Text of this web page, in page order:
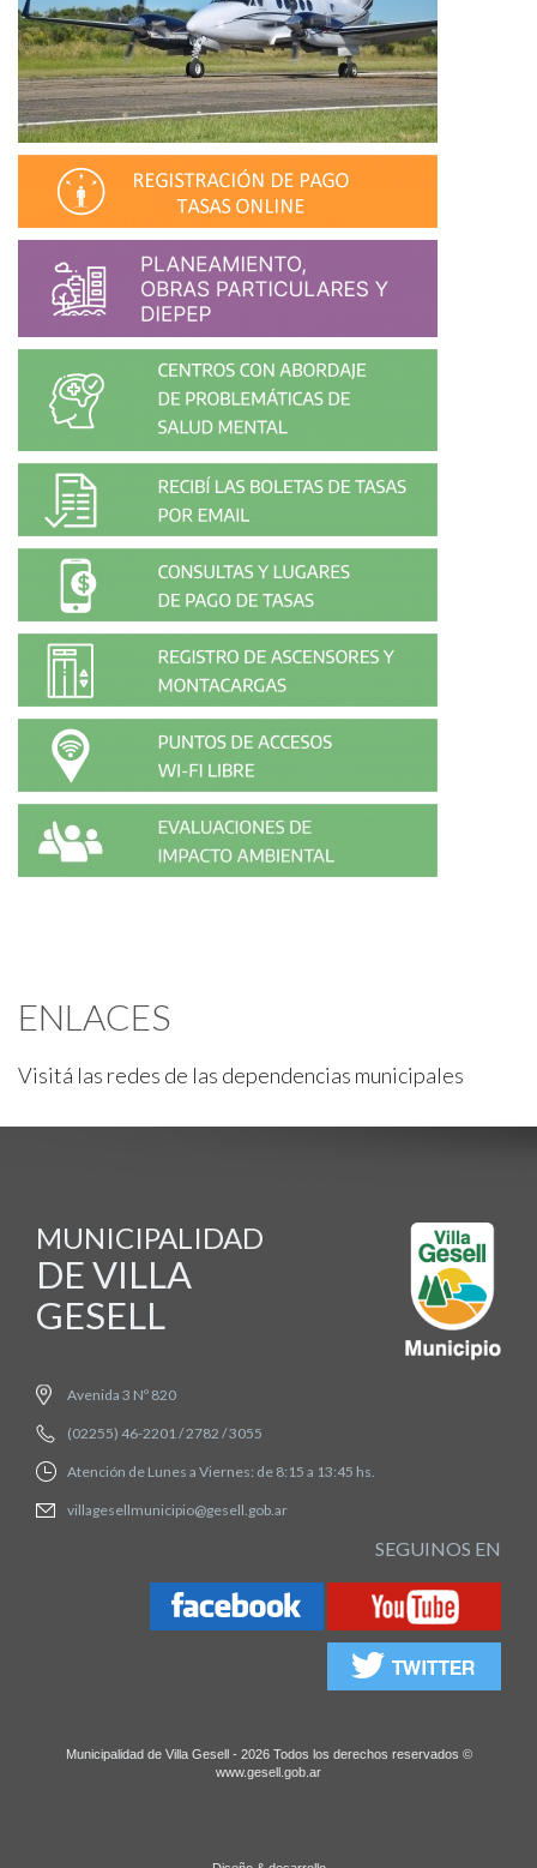
ENLACES
Visitá las redes de las dependencias municipales
MUNICIPALIDAD
DE VILLA
GESELL
Avenida 3 Nº 820
(02255) 46-2201 / 2782 / 3055
Atención de Lunes a Viernes: de 8:15 a 13:45 hs.
villagesellmunicipio@gesell.gob.ar
SEGUINOS EN
Municipalidad de Villa Gesell - 2026 Todos los derechos reservados ©
www.gesell.gob.ar